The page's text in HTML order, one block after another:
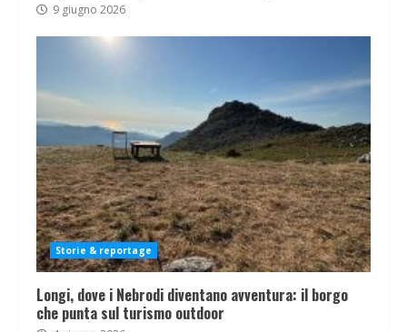
9 giugno 2026
Storie & reportage
Longi, dove i Nebrodi diventano avventura: il borgo
che punta sul turismo outdoor